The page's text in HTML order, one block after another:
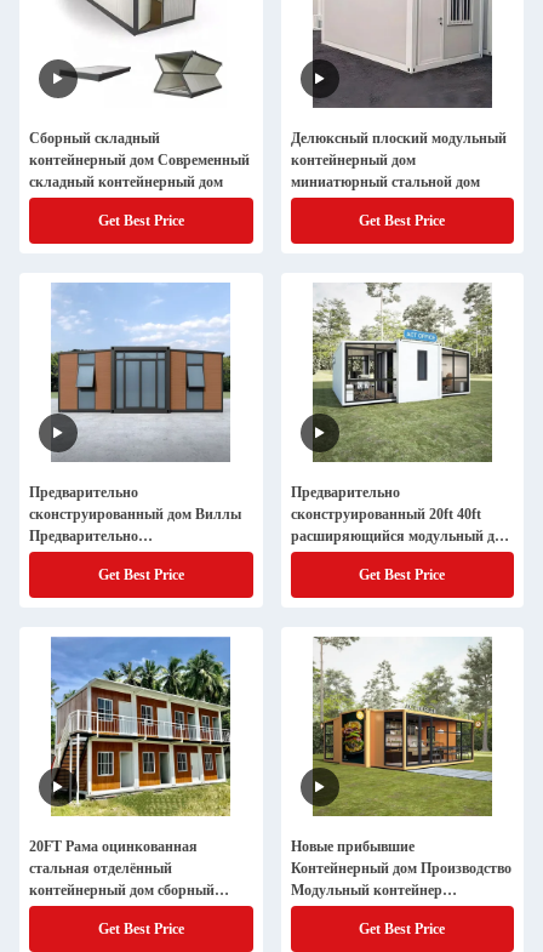
Сборный складный
контейнерный дом Современный
складный контейнерный дом
Get Best Price
Делюксный плоский модульный
контейнерный дом
миниатюрный стальной дом
Get Best Price
Предварительно
сконструированный дом Виллы
Предварительно
сконструированные современные
дома Роскошный расширяемый
контейнерный дом
Get Best Price
Предварительно
сконструированный 20ft 40ft
расширяющийся модульный дом
предварительно
сконструированный
расширяемый контейнерный дом
Get Best Price
20FT Рама оцинкованная
стальная отделённый
контейнерный дом сборный
модульный дом контейнер
Get Best Price
Новые прибывшие
Контейнерный дом Производство
Модульный контейнер
Расширяемый сборный дом
Get Best Price